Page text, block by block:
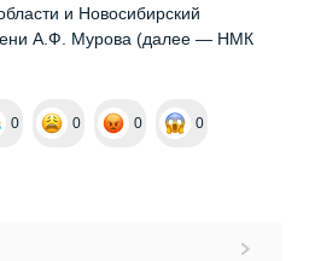
и Новосибирский
А.Ф. Мурова (далее — НМК
0 0 0 0